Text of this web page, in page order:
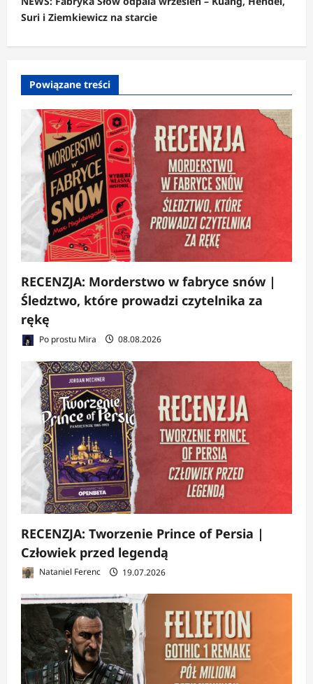
c
z
w
i
Suri i Ziemkiewicz na starcie
Powiązane treści
RECENZJA: Morderstwo w fabryce snów |
Śledztwo, które prowadzi czytelnika za
rękę
Po prostu Mira 08.08.2026
RECENZJA: Tworzenie Prince of Persia |
Człowiek przed legendą
Nataniel Ferenc 19.07.2026